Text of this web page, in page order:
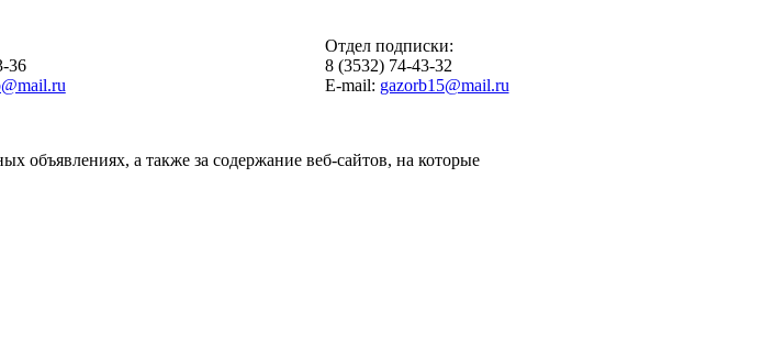
36
Отдел подписки:
8 (3532) 74-43-32
E-mail: gazorb15@mail.ru
объявлениях, а также за содержание веб-сайтов, на которые